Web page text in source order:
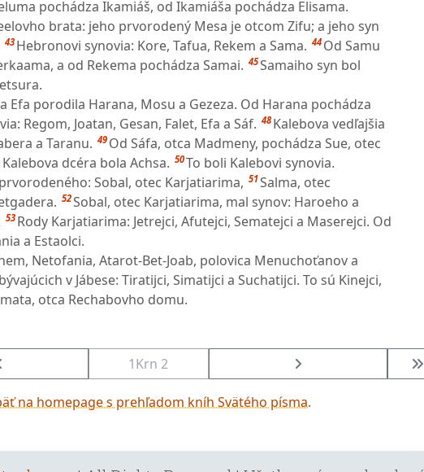
pochádza Ikamiáš, od Ikamiáša pochádza Elisama.
brata: jeho prvorodený Mesa je otcom Zifu; a jeho syn
43 Hebronovi synovia: Kore, Tafua, Rekem a Sama. 44 Od Samu
a od Rekema pochádza Samai. 45Samaiho syn bol
Efa porodila Harana, Mosu a Gezeza. Od Harana pochádza
Regom, Joatan, Gesan, Falet, Efa a Sáf. 48 Kalebova vedľajšia
a Taranu. 49 Od Sáfa, otca Madmeny, pochádza Sue, otec
dcéra bola Achsa. 50To boli Kalebovi synovia.
Sobal, otec Karjatiarima, 51Salma, otec
52Sobal, otec Karjatiarima, mal synov: Haroeho a
53 Rody Karjatiarima: Jetrejci, Afutejci, Sematejci a Maserejci. Od
a Estaolci.
Netofania, Atarot-Bet-Joab, polovica Menuchoťanov a
v Jábese: Tiratijci, Simatijci a Suchatijci. To sú Kinejci,
otca Rechabovho domu.
1Krn 2
na homepage s prehľadom kníh Svätého písma.